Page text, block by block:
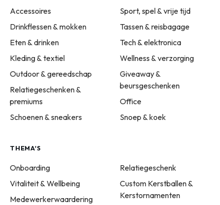
Accessoires
Drinkflessen & mokken
Eten & drinken
Kleding & textiel
Outdoor & gereedschap
Relatiegeschenken &
premiums
Schoenen & sneakers
Sport, spel & vrije tijd
Tassen & reisbagage
Tech & elektronica
Wellness & verzorging
Giveaway &
beursgeschenken
Office
Snoep & koek
THEMA'S
Onboarding
Vitaliteit & Wellbeing
Medewerkerwaardering
Relatiegeschenk
Custom Kerstballen &
Kerstornamenten